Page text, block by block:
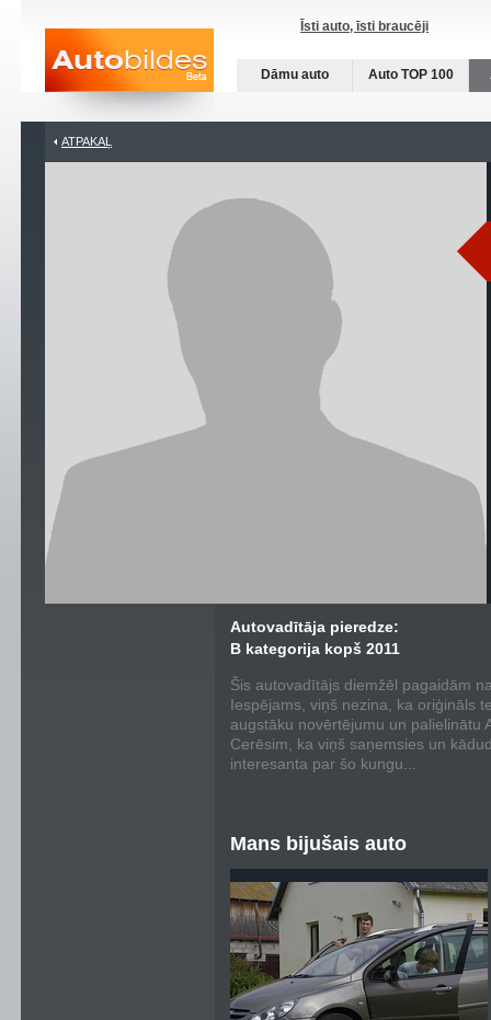
Īsti auto, īsti braucēji
Dāmu auto Auto TOP 100
ATPAKAĻ
Autovadītāja pieredze:
B kategorija kopš 2011
Šis autovadītājs diemžēl pagaidām
Iespējams, viņš nezina, ka oriģināls
augstāku novērtējumu un palielinātu
Cerēsim, ka viņš saņemsies un
interesanta par šo kungu...
Mans bijušais auto